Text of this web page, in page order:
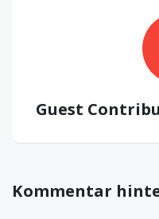
Guest
Kommentar